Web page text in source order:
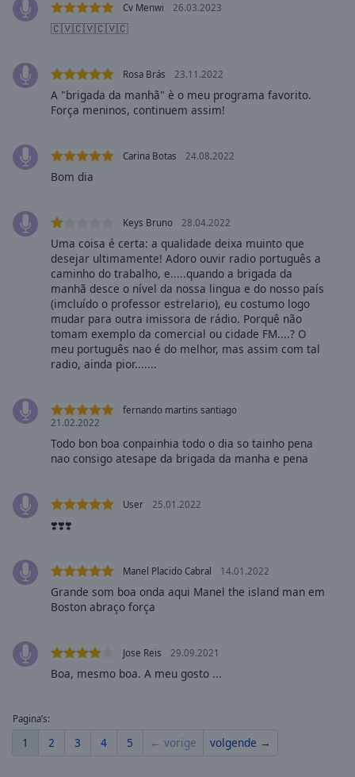
settings
dialog
off
selected
Picture-
in-
This
Beginning
will
cancel
window.
Text
Background
Opacity
Cv Menwi 26.03.2023
🇨🇻🇨🇻🇨🇻🇨
Rosa Brás 23.11.2022
A "brigada da manhã" è o meu programa favorito.
Força meninos, continuem assim!
Carina Botas 24.08.2022
Bom dia
Keys Bruno 28.04.2022
Uma coisa é certa: a qualidade deixa muinto que
desejar ultimamente! Adoro ouvir radio português a
caminho do trabalho, e.....quando a brigada da
manhã desce o nível da nossa lingua e do nosso país
(imcluído o professor estrelario), eu costumo logo
mudar para outra imissora de rádio. Porquê não
tomam exemplo da comercial ou cidade FM....? O
meu português nao é do melhor, mas assim com tal
radio, ainda pior.......
fernando martins santiago
21.02.2022
Todo bon boa conpainhia todo o dia so tainho pena
nao consigo atesape da brigada da manha e pena
User 25.01.2022
❣️❣️❣️
Manel Placido Cabral 14.01.2022
Grande som boa onda aqui Manel the island man em
Boston abraço força
Jose Reis 29.09.2021
Boa, mesmo boa. A meu gosto ...
Pagina’s:
1 2 3 4 5 ← vorige volgende →